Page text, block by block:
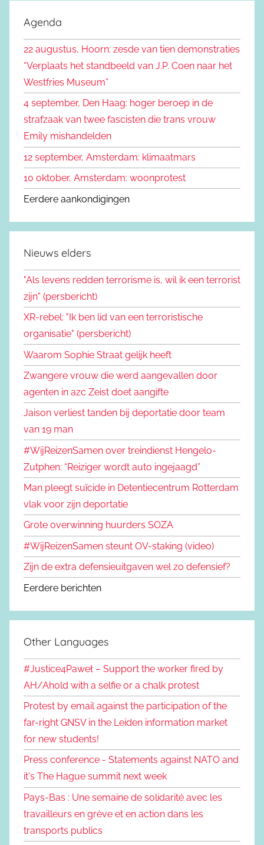
e
n
a
r
:
e
n
Agenda
22 augustus, Hoorn: zesde van tien demonstraties
“Verplaats het standbeeld van J.P. Coen naar het
Westfries Museum”
4 september, Den Haag: hoger beroep in de
strafzaak van twee fascisten die trans vrouw
Emily mishandelden
12 september, Amsterdam: klimaatmars
10 oktober, Amsterdam: woonprotest
Eerdere aankondigingen
Nieuws elders
"Als levens redden terrorisme is, wil ik een terrorist
zijn" (persbericht)
XR-rebel: "Ik ben lid van een terroristische
organisatie" (persbericht)
Waarom Sophie Straat gelijk heeft
Zwangere vrouw die werd aangevallen door
agenten in azc Zeist doet aangifte
Jaison verliest tanden bij deportatie door team
van 19 man
#WijReizenSamen over treindienst Hengelo-
Zutphen: “Reiziger wordt auto ingejaagd”
Man pleegt suïcide in Detentiecentrum Rotterdam
vlak voor zijn deportatie
Grote overwinning huurders SOZA
#WijReizenSamen steunt OV-staking (video)
Zijn de extra defensieuitgaven wel zo defensief?
Eerdere berichten
Other Languages
#Justice4Paweł – Support the worker fired by
AH/Ahold with a selfie or a chalk protest
Protest by email against the participation of the
far-right GNSV in the Leiden information market
for new students!
Press conference - Statements against NATO and
it's The Hague summit next week
Pays-Bas : Une semaine de solidarité avec les
travailleurs en grève et en action dans les
transports publics